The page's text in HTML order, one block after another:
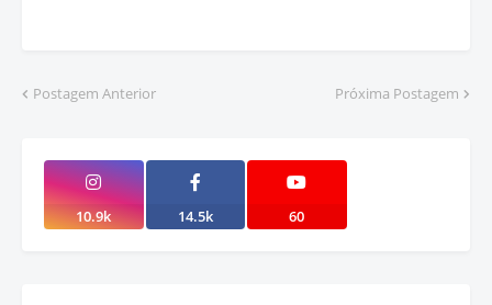
Postagem Anterior Próxima Postagem
10.9k 14.5k 60